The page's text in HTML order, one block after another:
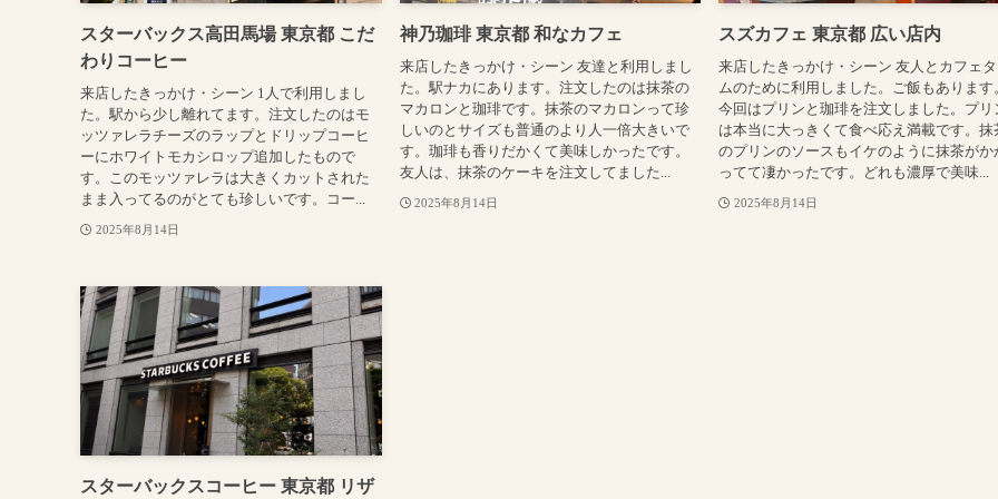
スターバックス高田馬場 東京都 こだ
わりコーヒー
来店したきっかけ・シーン 1人で利用しまし
た。駅から少し離れてます。注文したのはモ
ッツァレラチーズのラップとドリップコーヒ
ーにホワイトモカシロップ追加したもので
す。このモッツァレラは大きくカットされた
まま入ってるのがとても珍しいです。コー...
2025年8月14日
神乃珈琲 東京都 和なカフェ
来店したきっかけ・シーン 友達と利用しまし
た。駅ナカにあります。注文したのは抹茶の
マカロンと珈琲です。抹茶のマカロンって珍
しいのとサイズも普通のより人一倍大きいで
す。珈琲も香りだかくて美味しかったです。
友人は、抹茶のケーキを注文してました...
2025年8月14日
スズカフェ 東京都 広い店内
来店したきっかけ・シーン 友人とカフェタ
ムのために利用しました。ご飯もあります
今回はプリンと珈琲を注文しました。プリ
は本当に大っきくて食べ応え満載です。抹
のプリンのソースもイケのように抹茶がか
ってて凄かったです。どれも濃厚で美味...
2025年8月14日
スターバックスコーヒー 東京都 リザ